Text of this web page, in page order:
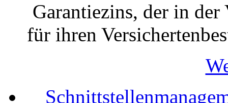
Garantiezins, der in
für ihren